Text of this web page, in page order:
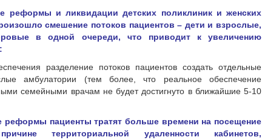
реформы и ликвидации детских поликлиник и женских
смешение потоков пациентов – дети и взрослые,
в одной очереди, что приводит к увеличению
разделение потоков пациентов создать отдельные
амбулатории (тем более, что реальное обеспечение
семейными врачам не будет достигнуто в ближайшие 5-10
реформы пациенты тратят больше времени на посещение
территориальной удаленности кабинетов,